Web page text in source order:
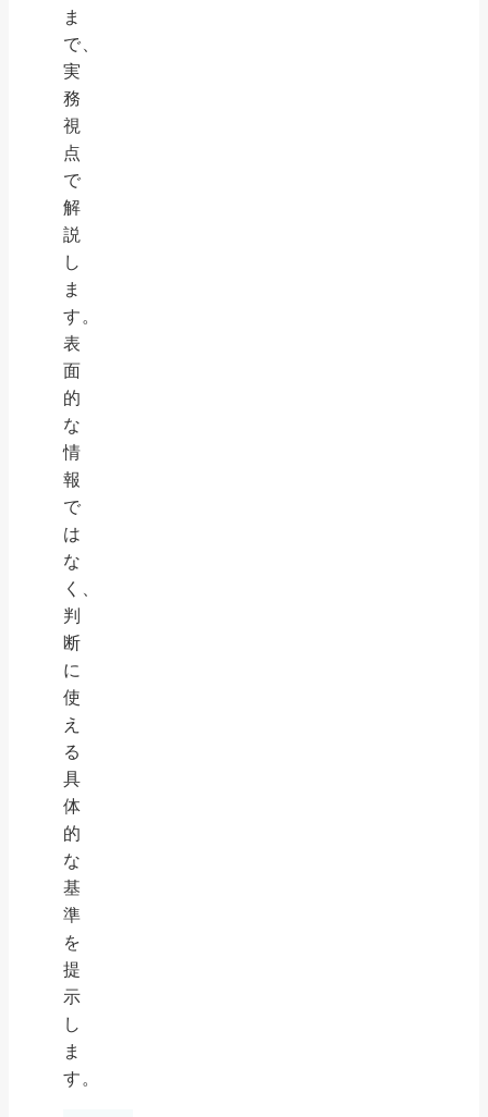
ま
で、
実
務
視
点
で
解
説
し
ま
す。
表
面
的
な
情
報
で
は
な
く、
判
断
に
使
え
る
具
体
的
な
基
準
を
提
示
し
ま
す。